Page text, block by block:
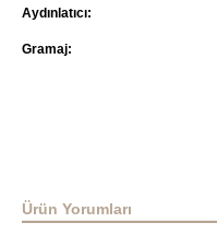
Aydınlatıcı:
Gramaj:
Ürün Yorumları